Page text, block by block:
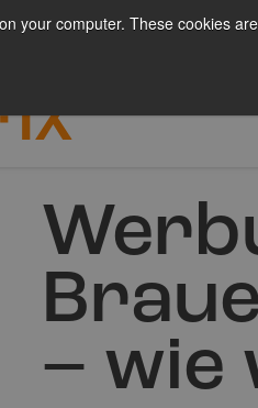
your computer. These cookies
FÜR MARKEN &
– wie